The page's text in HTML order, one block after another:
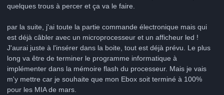
quelques trous à percer et ça va le faire.
par la suite, j'ai toute la partie commande électronique mais qui
est déjà câbler avec un microprocesseur et un afficheur led !
J'aurai juste à l'insérer dans la boite, tout est déjà prévu. Le plus
long va être de terminer le programme informatique à
implémenter dans la mémoire flash du processeur. Mais je vais
m'y mettre car je souhaite que mon Ebox soit terminé à 100%
pour les MIA de mars.